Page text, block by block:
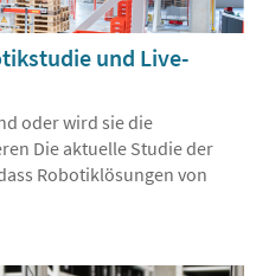
und Live-
oder wird sie die
Die aktuelle Studie der
Robotiklösungen von